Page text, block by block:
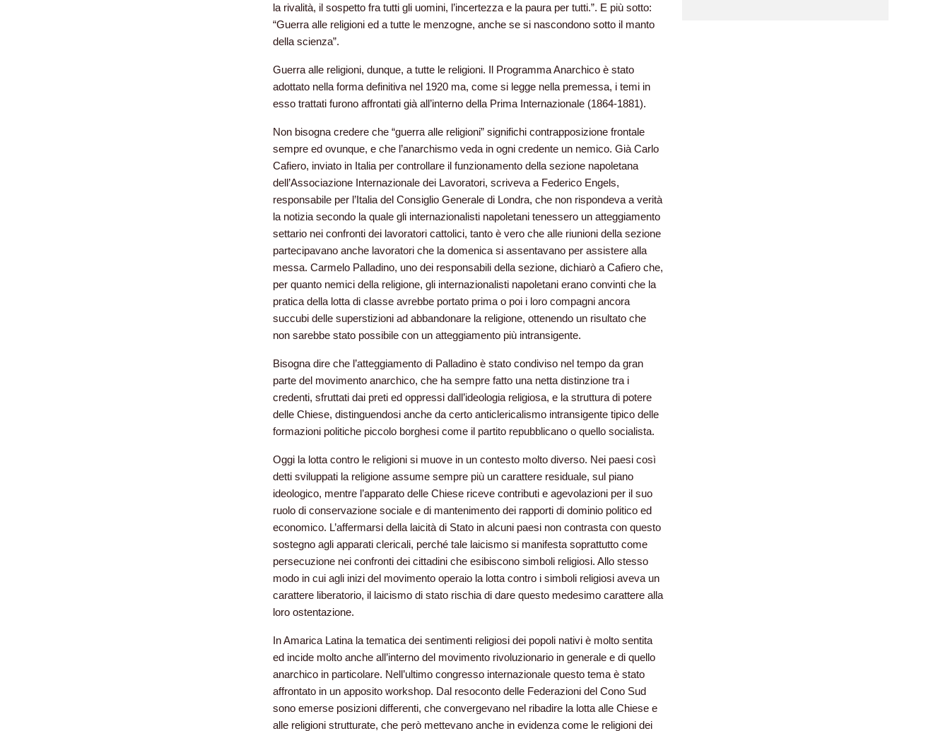
la rivalità, il sospetto fra tutti gli uomini, l’incertezza e la paura per tutti.”. E più sotto:
“Guerra alle religioni ed a tutte le menzogne, anche se si nascondono sotto il manto
della scienza”.
Guerra alle religioni, dunque, a tutte le religioni. Il Programma Anarchico è stato
adottato nella forma definitiva nel 1920 ma, come si legge nella premessa, i temi in
esso trattati furono affrontati già all’interno della Prima Internazionale (1864-1881).
Non bisogna credere che “guerra alle religioni” significhi contrapposizione frontale
sempre ed ovunque, e che l’anarchismo veda in ogni credente un nemico. Già Carlo
Cafiero, inviato in Italia per controllare il funzionamento della sezione napoletana
dell’Associazione Internazionale dei Lavoratori, scriveva a Federico Engels,
responsabile per l’Italia del Consiglio Generale di Londra, che non rispondeva a verità
la notizia secondo la quale gli internazionalisti napoletani tenessero un atteggiamento
settario nei confronti dei lavoratori cattolici, tanto è vero che alle riunioni della sezione
partecipavano anche lavoratori che la domenica si assentavano per assistere alla
messa. Carmelo Palladino, uno dei responsabili della sezione, dichiarò a Cafiero che,
per quanto nemici della religione, gli internazionalisti napoletani erano convinti che la
pratica della lotta di classe avrebbe portato prima o poi i loro compagni ancora
succubi delle superstizioni ad abbandonare la religione, ottenendo un risultato che
non sarebbe stato possibile con un atteggiamento più intransigente.
Bisogna dire che l’atteggiamento di Palladino è stato condiviso nel tempo da gran
parte del movimento anarchico, che ha sempre fatto una netta distinzione tra i
credenti, sfruttati dai preti ed oppressi dall’ideologia religiosa, e la struttura di potere
delle Chiese, distinguendosi anche da certo anticlericalismo intransigente tipico delle
formazioni politiche piccolo borghesi come il partito repubblicano o quello socialista.
Oggi la lotta contro le religioni si muove in un contesto molto diverso. Nei paesi così
detti sviluppati la religione assume sempre più un carattere residuale, sul piano
ideologico, mentre l’apparato delle Chiese riceve contributi e agevolazioni per il suo
ruolo di conservazione sociale e di mantenimento dei rapporti di dominio politico ed
economico. L’affermarsi della laicità di Stato in alcuni paesi non contrasta con questo
sostegno agli apparati clericali, perché tale laicismo si manifesta soprattutto come
persecuzione nei confronti dei cittadini che esibiscono simboli religiosi. Allo stesso
modo in cui agli inizi del movimento operaio la lotta contro i simboli religiosi aveva un
carattere liberatorio, il laicismo di stato rischia di dare questo medesimo carattere alla
loro ostentazione.
In Amarica Latina la tematica dei sentimenti religiosi dei popoli nativi è molto sentita
ed incide molto anche all’interno del movimento rivoluzionario in generale e di quello
anarchico in particolare. Nell’ultimo congresso internazionale questo tema è stato
affrontato in un apposito workshop. Dal resoconto delle Federazioni del Cono Sud
sono emerse posizioni differenti, che convergevano nel ribadire la lotta alle Chiese e
alle religioni strutturate, che però mettevano anche in evidenza come le religioni dei